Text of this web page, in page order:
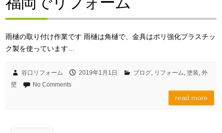
雨樋の取り付け作業です 雨樋は角樋で、金具はポリ強化プラスチッ
ク製を使っています…
谷口リフォーム 2019年1月1日 ブログ, リフォーム 塗装 外
壁
No Comments
read more